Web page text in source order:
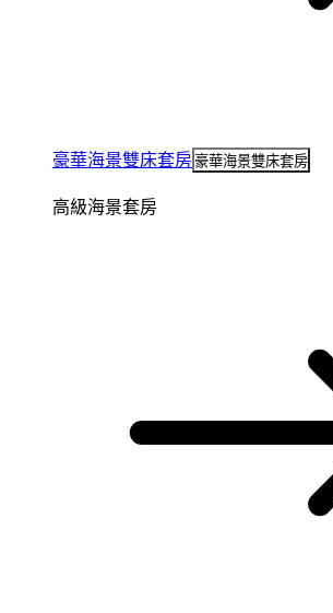
豪華海景雙床套房豪華海景雙床套房
高級海景套房